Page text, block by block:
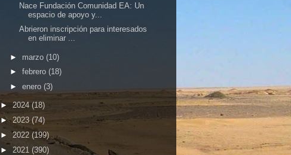
Nace Fundación Comunidad EA: Un
espacio de apoyo y...
Abrieron inscripción para interesados
en eliminar ...
► marzo (10)
► febrero (18)
► enero (3)
► 2024 (18)
►2023 (74)
►2022 (199)
► 2021 (390)